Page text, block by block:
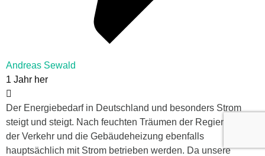
Andreas Sewald
1 Jahr her
Der Energiebedarf in Deutschland und besonders Strom
steigt und steigt. Nach feuchten Träumen der Regierung soll
der Verkehr und die Gebäudeheizung ebenfalls
hauptsächlich mit Strom betrieben werden. Da unsere